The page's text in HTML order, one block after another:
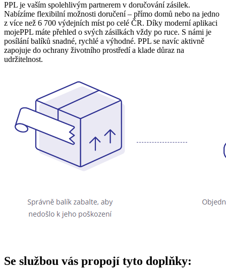
PPL je vaším spolehlivým partnerem v doručování zásilek.
Nabízíme flexibilní možnosti doručení – přímo domů nebo na jedno
z více než 6 700 výdejních míst po celé ČR. Díky moderní aplikaci
mojePPL máte přehled o svých zásilkách vždy po ruce. S námi je
posílání balíků snadné, rychlé a výhodné. PPL se navíc aktivně
zapojuje do ochrany životního prostředí a klade důraz na
udržitelnost.
Se službou vás propojí tyto doplňky: